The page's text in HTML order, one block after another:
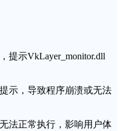
提示VkLayer_monitor.dll
示，导致程序崩溃或无法
法正常执行，影响用户体